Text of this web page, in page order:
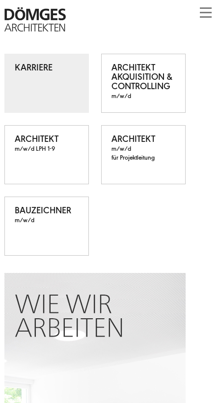
KARRIERE
ARCHITEKT
AKQUISITION &
CONTROLLING
m/w/d
ARCHITEKT
m/w/d LPH 1-9
ARCHITEKT
m/w/d
für Projektleitung
BAUZEICHNER
m/w/d